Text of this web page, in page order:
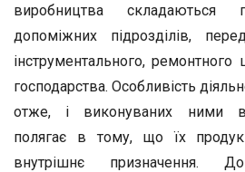
виробництва складаються
допоміжних підрозділів,
інструментального, ремонтного
господарства. Особливість
отже, і виконуваних ними
полягає в тому, що їх
внутрішнє призначення.